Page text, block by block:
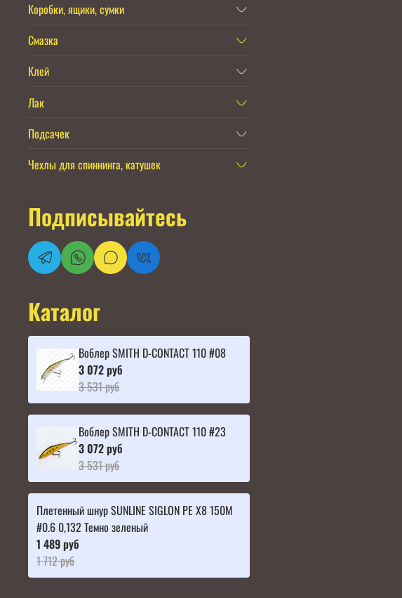
Коробки, ящики, сумки
Смазка
Клей
Лак
Подсачек
Чехлы для спиннинга, катушек
Подписывайтесь
Каталог
Воблер SMITH D-CONTACT 110 #08
3 072 руб
3 531 руб
Воблер SMITH D-CONTACT 110 #23
3 072 руб
3 531 руб
Плетенный шнур SUNLINE SIGLON PE X8 150M
#0.6 0,132 Темно зеленый
1 489 руб
1 712 руб